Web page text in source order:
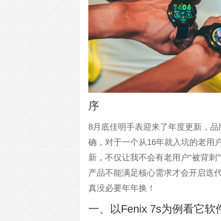
序
8月底佳明手表迎来了年度更新，
确，对于一个从16年就入坑的老用
新，不仅让我不会有老用户“被背
产品不能满足核心需求才会开启迭
真没必要年年换！
一、以Fenix 7s为例看它软